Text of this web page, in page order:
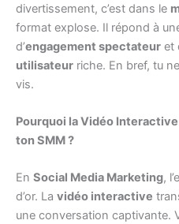
divertissement, c’est dans le
format explose. Il répond à
d’engagement spectateur et
utilisateur riche. En bref, tu
vis.
Pourquoi la Vidéo
ton SMM ?
En Social Media Marketing,
d’or. La vidéo interactive
une conversation captivante.